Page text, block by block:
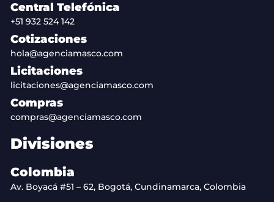
Central Telefónica
+51 932 524 142
Cotizaciones
hola@agenciamasco.com
Licitaciones
licitaciones@agenciamasco.com
Compras
compras@agenciamasco.com
Divisiones
Colombia
Av. Boyacá #51 – 62, Bogotá, Cundinamarca, Colombia